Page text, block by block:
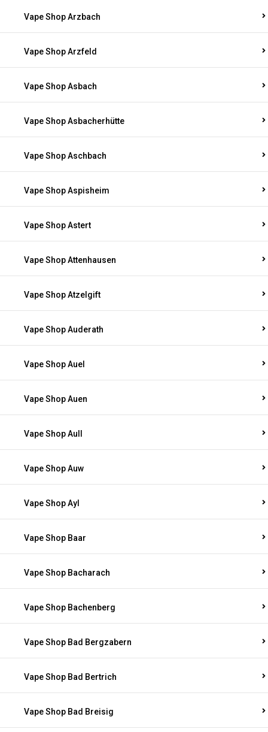
Vape Shop Arzbach
Vape Shop Arzfeld
Vape Shop Asbach
Vape Shop Asbacherhütte
Vape Shop Aschbach
Vape Shop Aspisheim
Vape Shop Astert
Vape Shop Attenhausen
Vape Shop Atzelgift
Vape Shop Auderath
Vape Shop Auel
Vape Shop Auen
Vape Shop Aull
Vape Shop Auw
Vape Shop Ayl
Vape Shop Baar
Vape Shop Bacharach
Vape Shop Bachenberg
Vape Shop Bad Bergzabern
Vape Shop Bad Bertrich
Vape Shop Bad Breisig